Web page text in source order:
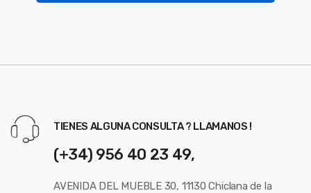
TIENES ALGUNA CONSULTA ? LLAMANOS !
(+34) 956 40 23 49,
AVENIDA DEL MUEBLE 30, 11130 Chiclana de la